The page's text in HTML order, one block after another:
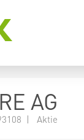
AG
| Aktie